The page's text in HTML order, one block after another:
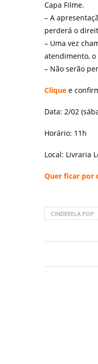
Capa Filme.
– A
perderá o
– Uma vez
atendimento,
– Não serão
Clique e
Data: 2/02
Horário: 11h
Local: Livraria
Quer ficar por
CINDERELA POP